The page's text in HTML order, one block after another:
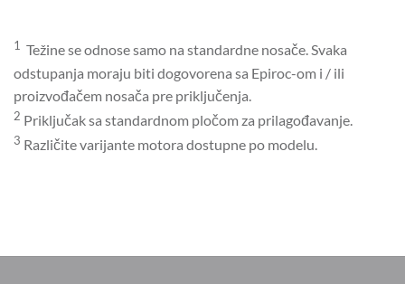
1 Težine se odnose samo na standardne nosače. Svaka
odstupanja moraju biti dogovorena sa Epiroc-om i / ili
proizvođačem nosača pre priključenja.
2 Priključak sa standardnom pločom za prilagođavanje.
3 Različite varijante motora dostupne po modelu.